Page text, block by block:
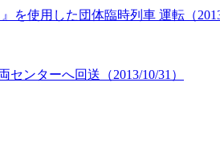
を使用した団体臨時列車 運転（
センターへ回送（2013/10/31）